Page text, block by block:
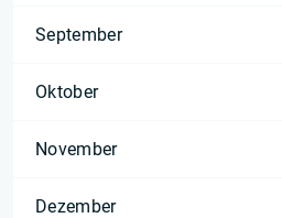
September
Oktober
November
Dezember